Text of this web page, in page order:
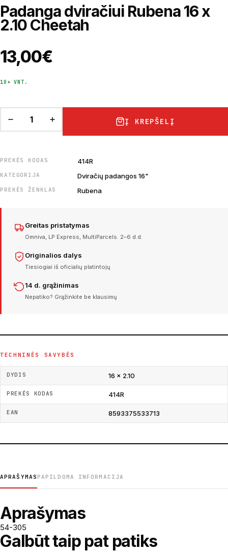
Padanga dviračiui Rubena 16 x
2.10 Cheetah
13,00€
10+ VNT.
Į KREPŠELĮ
PREKĖS KODAS 414R
KATEGORIJA Dviračių padangos 16"
PREKĖS ŽENKLAS Rubena
Greitas pristatymas
Omniva, LP Express, MultiParcels. 2–6 d.d.
Originalios dalys
Tiesiogiai iš oficialių platintojų
14 d. grąžinimas
Nepatiko? Grąžinkite be klausimų
TECHNINĖS SAVYBĖS
DYDIS 16 × 2.10
PREKĖS KODAS 414R
EAN 8593375533713
APRAŠYMAS PAPILDOMA INFORMACIJA
Aprašymas
54-305
Galbūt taip pat patiks